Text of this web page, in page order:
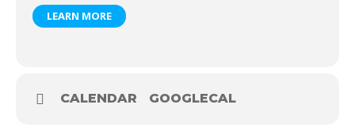
LEARN MORE
CALENDAR GOOGLECAL